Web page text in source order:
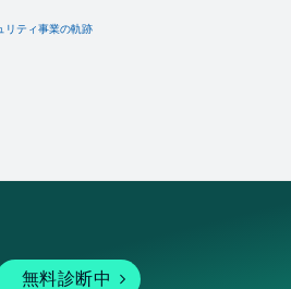
リティ事業の軌跡
無料診断中